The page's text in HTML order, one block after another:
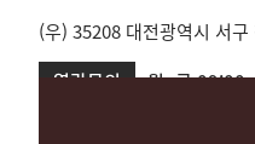
(우) 35208 대전광역시 서
열람문의
월~금